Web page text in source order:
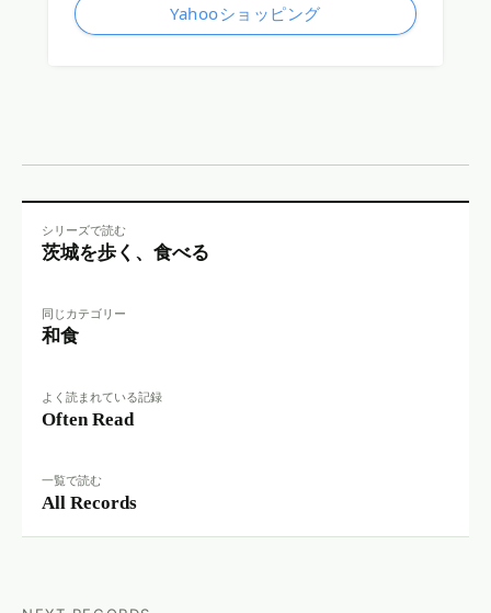
Yahooショッピング
シリーズで読む
茨城を歩く、食べる
同じカテゴリー
和食
よく読まれている記録
Often Read
一覧で読む
All Records